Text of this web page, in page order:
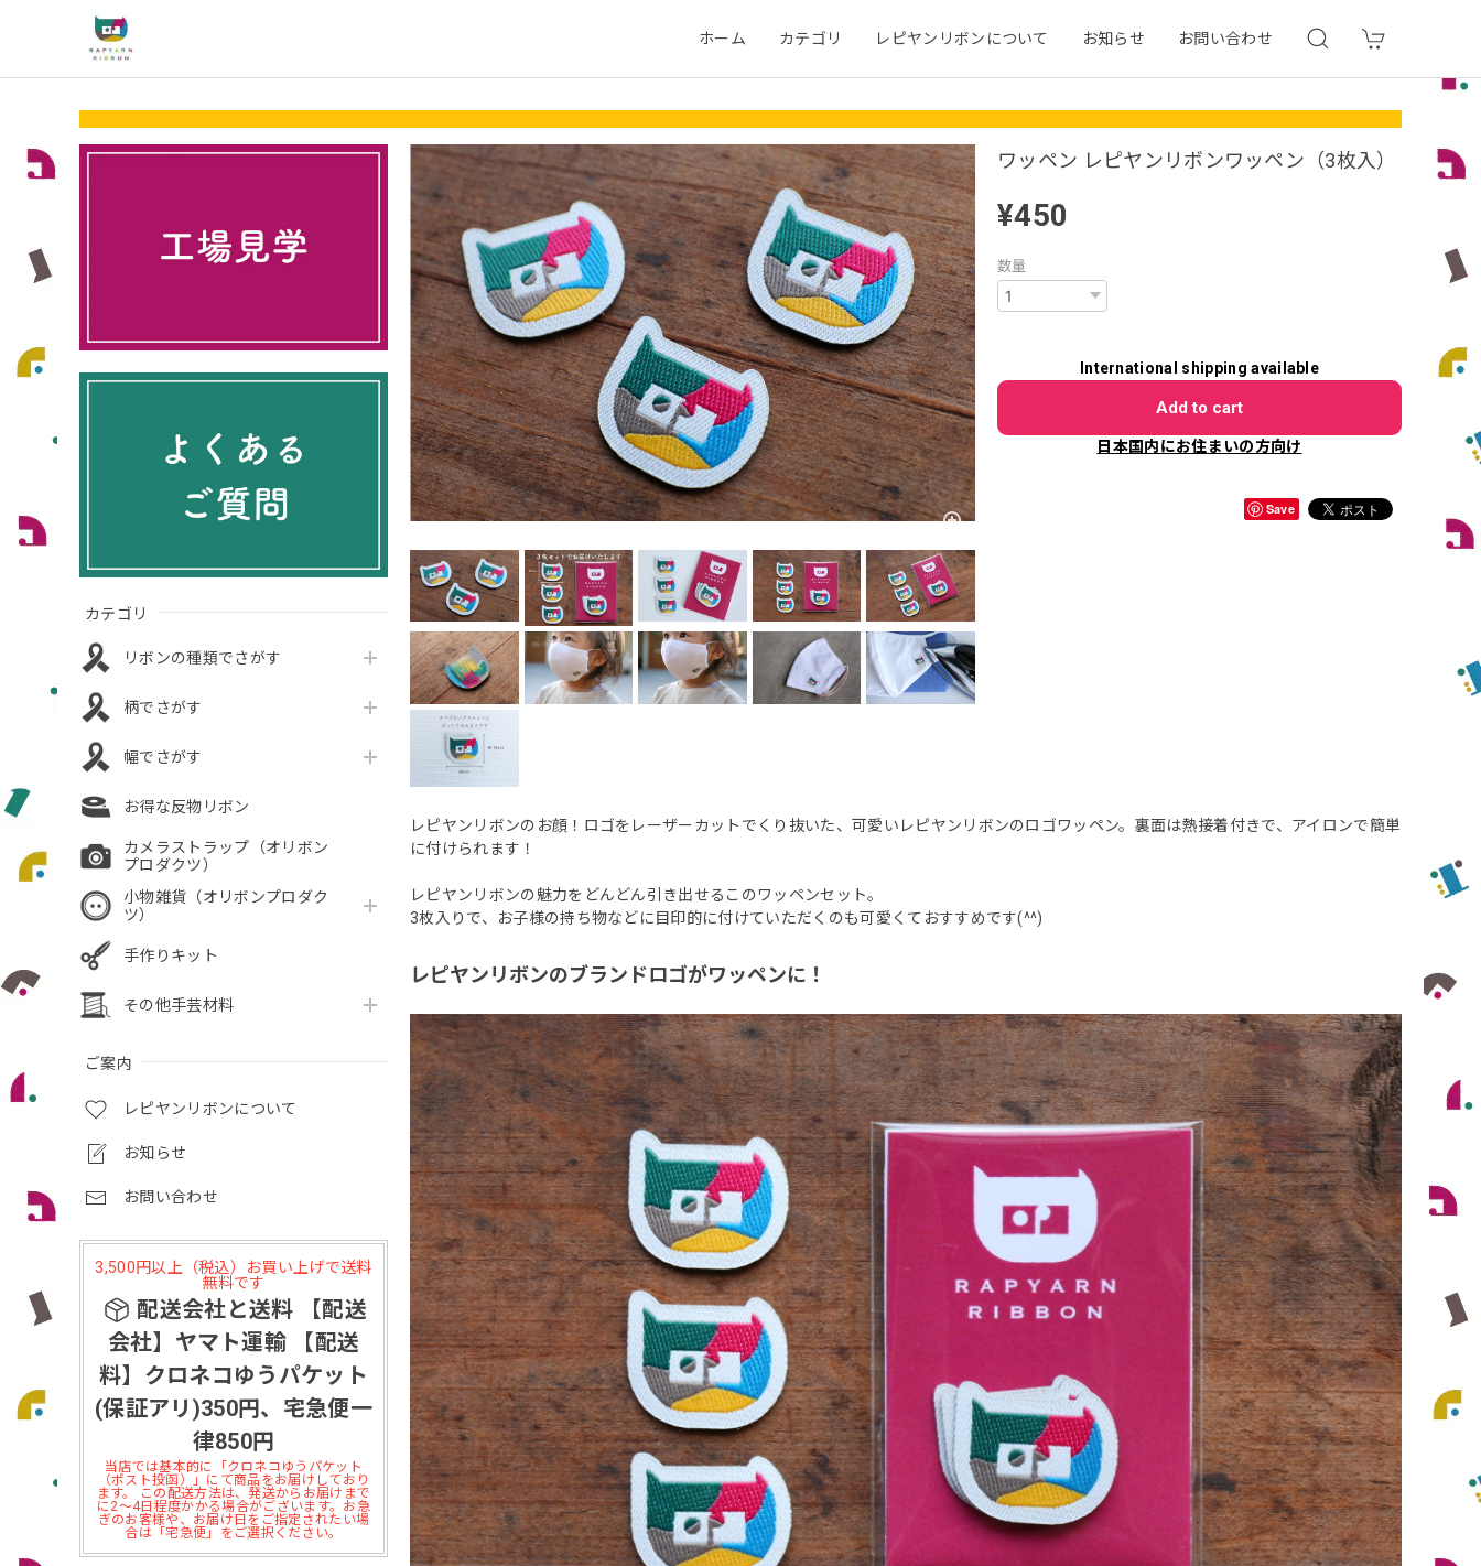
ホーム カテゴリ レピヤンリボンについて お知らせ お問い合わせ
カテゴリ
リボンの種類でさがす
柄でさがす
幅でさがす
お得な反物リボン
カメラストラップ（オリボン
プロダクツ）
小物雑貨（オリボンプロダク
ツ）
手作りキット
その他手芸材料
ご案内
レピヤンリボンについて
お知らせ
お問い合わせ
3,500円以上（税込）お買い上げで送料
無料です
配送会社と送料 【配送
会社】ヤマト運輸 【配送
料】クロネコゆうパケット
(保証アリ)350円、宅急便一
律850円
当店では基本的に「クロネコゆうパケット
（ポスト投函）」にて商品をお届けしており
ます。 この配送方法は、発送からお届けまで
に2～4日程度かかる場合がございます。お急
ぎのお客様や、お届け日をご指定されたい場
合は「宅急便」をご選択ください。
ワッペン レピヤンリボンワッペン（3枚入）
¥450
数量
International shipping available
Add to cart
日本国内にお住まいの方向け
Save
レピヤンリボンのお顔！ロゴをレーザーカットでくり抜いた、可愛いレピヤンリボンのロゴワッペン。裏面は熱接着付きで、アイロンで簡単
に付けられます！
レピヤンリボンの魅力をどんどん引き出せるこのワッペンセット。
3枚入りで、お子様の持ち物などに目印的に付けていただくのも可愛くておすすめです(^^)
レピヤンリボンのブランドロゴがワッペンに！